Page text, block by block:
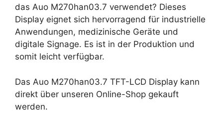
das Auo M270han03.7 verwendet? Dieses
Display eignet sich hervorragend für industrielle
Anwendungen, medizinische Geräte und
digitale Signage. Es ist in der Produktion und
somit leicht verfügbar.
Das Auo M270han03.7 TFT-LCD Display kann
direkt über unseren Online-Shop gekauft
werden.